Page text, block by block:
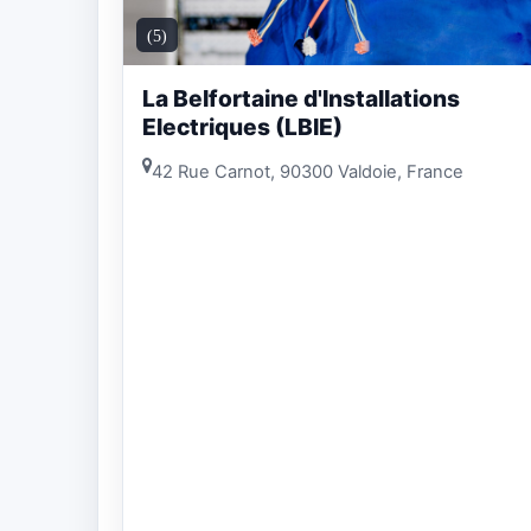
(5)
La Belfortaine d'Installations
Electriques (LBIE)
42 Rue Carnot, 90300 Valdoie, France